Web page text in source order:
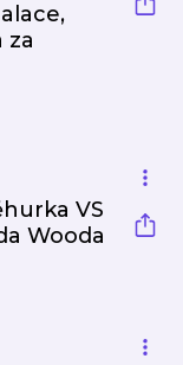
za
VS
Wooda